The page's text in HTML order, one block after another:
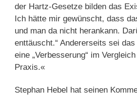
der Hartz-Gesetze bilden das
Ich hätte mir gewünscht, dass
und man da nicht herankann.
enttäuscht.“ Andererseits sei
eine „Verbesserung“ im
Praxis.«
Stephan Hebel hat seinen